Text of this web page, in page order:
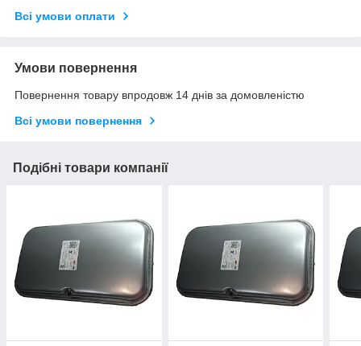
Всі умови оплати
Умови повернення
Повернення товару впродовж 14 днів за домовленістю
Всі умови повернення
Подібні товари компанії